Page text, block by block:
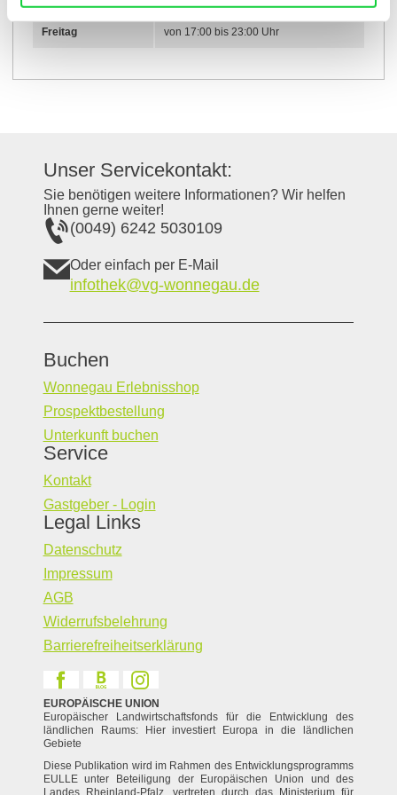
Freitag von 17:00 bis 23:00 Uhr
Unser Servicekontakt:
Sie benötigen weitere Informationen? Wir helfen
Ihnen gerne weiter!
(0049) 6242 5030109
Oder einfach per E-Mail
infothek@vg-wonnegau.de
Buchen
Wonnegau Erlebnisshop
Prospektbestellung
Unterkunft buchen
Service
Kontakt
Gastgeber - Login
Legal Links
Datenschutz
Impressum
AGB
Widerrufsbelehrung
Barrierefreiheitserklärung
EUROPÄISCHE UNION
Europäischer Landwirtschaftsfonds für die Entwicklung des
ländlichen Raums: Hier investiert Europa in die ländlichen
Gebiete
Diese Publikation wird im Rahmen des Entwicklungsprogramms
EULLE unter Beteiligung der Europäischen Union und des
Landes Rheinland-Pfalz, vertreten durch das Ministerium für